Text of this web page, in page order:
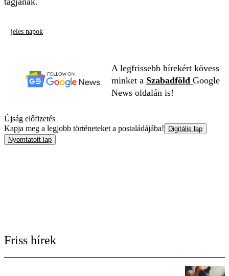
jeles napok
A legfrissebb hírekért kövess
minket a Szabadföld Google
News oldalán is!
Újság előfizetés
Kapja meg a legjobb történeteket a postaládájába!
Digitális lap
Nyomtatott lap
Friss hírek